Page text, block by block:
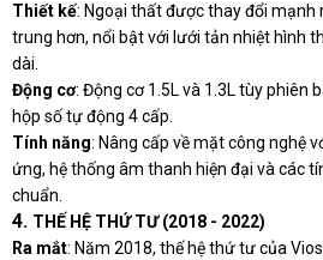
Thiết kế: Ngoại thất được thay đổi mạnh
trung hơn, nổi bật với lưới tản nhiệt hình
dài.
Động cơ: Động cơ 1.5L và 1.3L tùy phiên
hộp số tự động 4 cấp.
Tính năng: Nâng cấp về mặt công nghệ
ứng, hệ thống âm thanh hiện đại và các
chuẩn.
4. THẾ HỆ THỨ TƯ (2018 - 2022)
Ra mắt: Năm 2018, thế hệ thứ tư của